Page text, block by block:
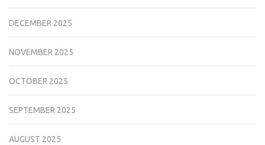
DECEMBER 2025
NOVEMBER 2025
OCTOBER 2025
SEPTEMBER 2025
AUGUST 2025